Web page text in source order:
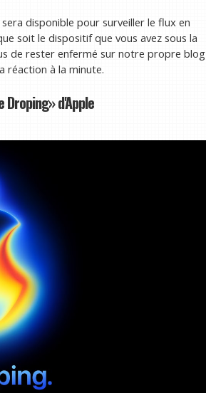
disponible pour surveiller le flux en
soit le dispositif que vous avez sous la
de rester enfermé sur notre propre blog
réaction à la minute.
Droping» d'Apple